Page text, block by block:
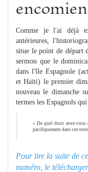
Comme je l'ai déjà
antérieures,
situe le point de départ
sermon que le
dans l'île Espagnole
et Haïti) le premier
nouveau le dimanche
termes les Espagnols
« De quel droit avez-vous
pacifiquement dans ces
Pour lire la suite de
numéro, le